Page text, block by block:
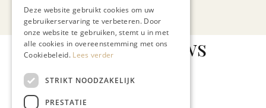
Gerelateerd nieuws
Deze website gebruikt cookies om uw
gebruikerservaring te verbeteren. Door
onze website te gebruiken, stemt u in met
alle cookies in overeenstemming met ons
Cookiebeleid. Lees verder
STRIKT NOODZAKELIJK
PRESTATIE